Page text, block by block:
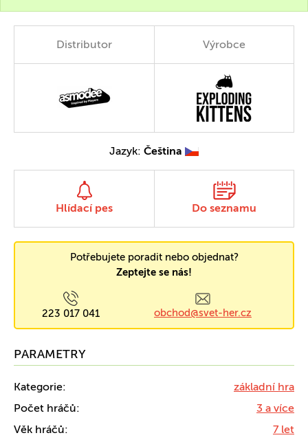
Distributor Výrobce
Jazyk: Čeština
Hlídací pes Do seznamu
Potřebujete poradit nebo objednat?
Zeptejte se nás!
223 017 041 obchod@svet-her.cz
PARAMETRY
Kategorie:
základní hra
Počet hráčů:
3 a více
Věk hráčů:
7 let